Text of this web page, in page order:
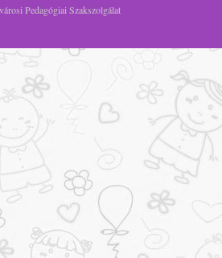
Pedagógiai Szakszolgálat